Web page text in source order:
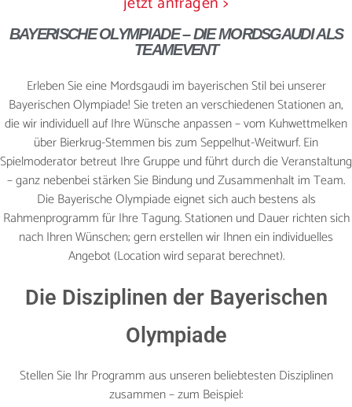
WEIHNACHTSFEIER
KONTAKT
JETZT BUCHEN
BAYERISCHE OLYMPIADE – DIE MORDSGAUDI ALS
TEAMEVENT
Erleben Sie eine Mordsgaudi im bayerischen Stil bei unserer
Bayerischen Olympiade! Sie treten an verschiedenen Stationen an,
die wir individuell auf Ihre Wünsche anpassen – vom Kuhwettmelken
über Bierkrug-Stemmen bis zum Seppelhut-Weitwurf. Ein
Spielmoderator betreut Ihre Gruppe und führt durch die Veranstaltung
– ganz nebenbei stärken Sie Bindung und Zusammenhalt im Team.
Die Bayerische Olympiade eignet sich auch bestens als
Rahmenprogramm für Ihre Tagung. Stationen und Dauer richten sich
nach Ihren Wünschen; gern erstellen wir Ihnen ein individuelles
Angebot (Location wird separat berechnet).
Die Disziplinen der Bayerischen
Olympiade
Stellen Sie Ihr Programm aus unseren beliebtesten Disziplinen
zusammen – zum Beispiel: